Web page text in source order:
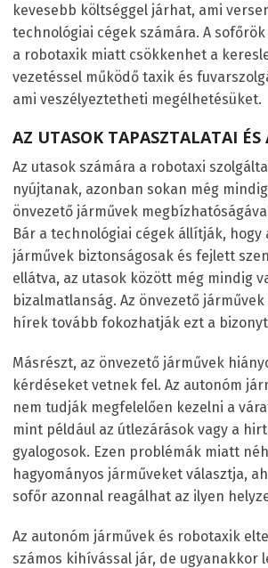
kevesebb költséggel járhat, ami
technológiai cégek számára. A
a robotaxik miatt csökkenhet a
vezetéssel működő taxik és
ami veszélyeztetheti megélhetésüket.
AZ UTASOK TAPASZTALATAI ÉS
Az utasok számára a robotaxi
nyújtanak, azonban sokan még
önvezető járművek
Bár a technológiai cégek állítják, hogy
járművek biztonságosak és fejlett
ellátva, az utasok között még mindig
bizalmatlanság. Az önvezető
hírek tovább fokozhatják ezt a
Másrészt, az önvezető járművek
kérdéseket vetnek fel. Az autonóm
nem tudják megfelelően kezelni a
mint például az útlezárások vagy a
gyalogosok. Ezen problémák miatt
hagyományos járműveket választja,
sofőr azonnal reagálhat az ilyen
Az autonóm járművek és robotaxik
számos kihívással jár, de ugyanakkor